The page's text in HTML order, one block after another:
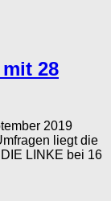
28
2019
liegt die
LINKE bei 16